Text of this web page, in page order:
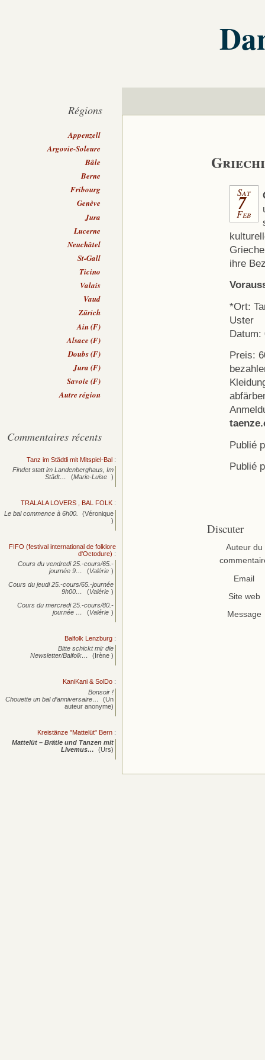
Sat
7
Feb
ihre
*Ort:
Uster
Datum:
Preis:
Publié
Publié
Discuter
Auteur du
Email
Site web
Message
Régions
Appenzell
Argovie-Soleure
Bâle
Berne
Fribourg
Genève
Jura
Lucerne
Neuchâtel
St-Gall
Ticino
Valais
Vaud
Zürich
Ain (F)
Alsace (F)
Doubs (F)
Jura (F)
Savoie (F)
Autre région
Commentaires récents
Tanz im Städtli mit Mitspiel-Bal :
Findet statt im Landenberghaus, Im
Städt…
(Marie-Luise )
TRALALA LOVERS , BAL FOLK :
Le bal commence à 6h00.
(Véronique
)
FIFO (festival international de folklore
d'Octodure) :
Cours du vendredi 25.-cours/65.-
journée 9… (Valérie )
Cours du jeudi 25.-cours/65.-journée
9h00…
(Valérie )
Cours du mercredi 25.-cours/80.-
journée … (Valérie )
Balfolk Lenzburg :
Bitte schickt mir die
Newsletter/Balfolk…
(Irène )
KaniKani & SolDo :
Bonsoir !
Chouette un bal d’anniversaire…
(Un
auteur anonyme)
Kreistänze "Mattelüt" Bern :
Mattelüt – Brätle und Tanzen mit
Livemus…
(Urs)